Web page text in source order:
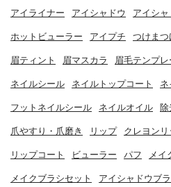
アイライナー アイシャドウ アイシ
ホットビューラー アイプチ つけまつ
眉ティント 眉マスカラ 眉毛テンプレ
ネイルシール ネイルトップコート ネ
フットネイルシール ネイルオイル 除
爪やすり・爪磨き リップ クレヨンリ
リップコート ビューラー パフ メイ
メイクブラシセット アイシャドウブ